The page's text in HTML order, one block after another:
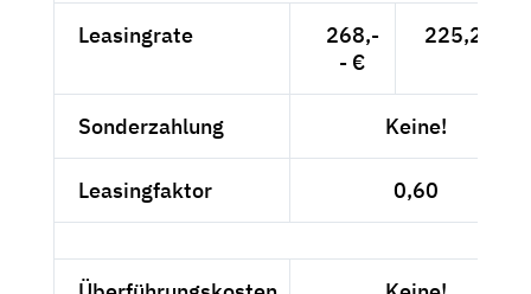
Leasingrate
268,-
- €
225,21 €
Sonderzahlung Keine!
Leasingfaktor 0,60